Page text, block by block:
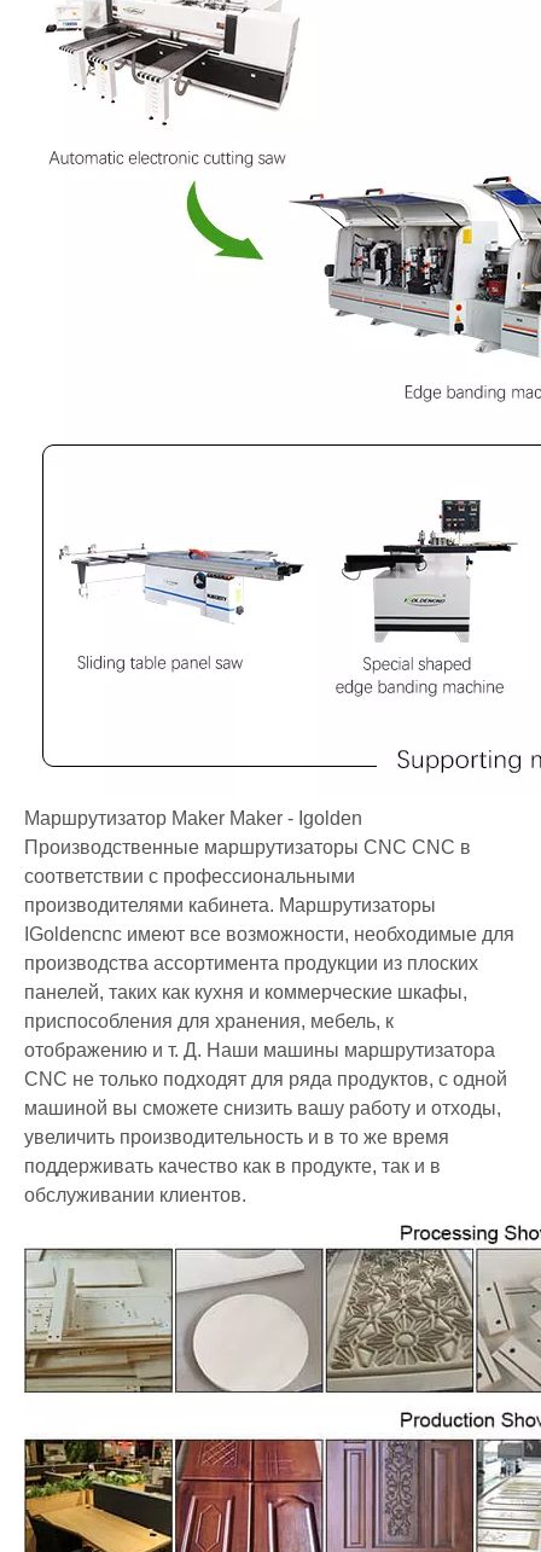
Маршрутизатор Maker Maker - Igolden
Производственные маршрутизаторы CNC CNC в
соответствии с профессиональными
производителями кабинета. Маршрутизаторы
IGoldencnc имеют все возможности, необходимые для
производства ассортимента продукции из плоских
панелей, таких как кухня и коммерческие шкафы,
приспособления для хранения, мебель, к
отображению и т. Д. Наши машины маршрутизатора
CNC не только подходят для ряда продуктов, с одной
машиной вы сможете снизить вашу работу и отходы,
увеличить производительность и в то же время
поддерживать качество как в продукте, так и в
обслуживании клиентов.